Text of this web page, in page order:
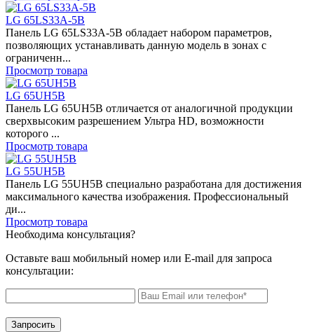
LG 65LS33A-5B
Панель LG 65LS33A-5B обладает набором параметров,
позволяющих устанавливать данную модель в зонах с
ограниченн...
Просмотр товара
LG 65UH5B
Панель LG 65UH5B отличается от аналогичной продукции
сверхвысоким разрешением Ультра HD, возможности
которого ...
Просмотр товара
LG 55UH5B
Панель LG 55UH5B специально разработана для достижения
максимального качества изображения. Профессиональный
ди...
Просмотр товара
Необходима консультация?
Оставьте ваш мобильный номер или E-mail для запроса
консультации:
Запросить